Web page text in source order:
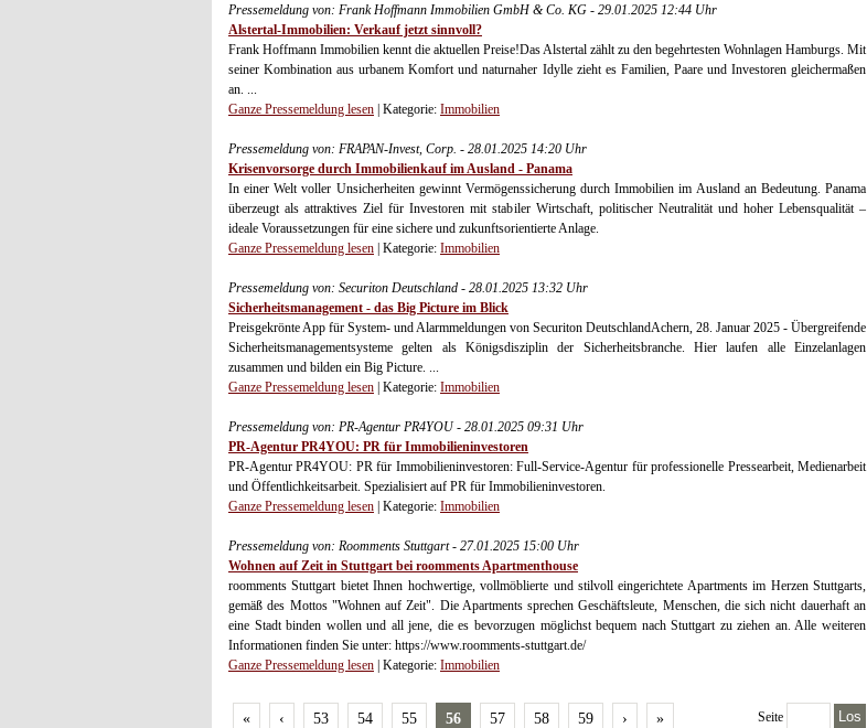
Pressemeldung von: Frank Hoffmann Immobilien GmbH & Co. KG - 29.01.2025 12:44 Uhr
Alstertal-Immobilien: Verkauf jetzt sinnvoll?
Frank Hoffmann Immobilien kennt die aktuellen Preise!Das Alstertal zählt zu den begehrtesten Wohnlagen Hamburgs. Mit
seiner Kombination aus urbanem Komfort und naturnaher Idylle zieht es Familien, Paare und Investoren gleichermaßen
an. ...
Ganze Pressemeldung lesen | Kategorie: Immobilien
Pressemeldung von: FRAPAN-Invest, Corp. - 28.01.2025 14:20 Uhr
Krisenvorsorge durch Immobilienkauf im Ausland - Panama
In einer Welt voller Unsicherheiten gewinnt Vermögenssicherung durch Immobilien im Ausland an Bedeutung. Panama
überzeugt als attraktives Ziel für Investoren mit stabiler Wirtschaft, politischer Neutralität und hoher Lebensqualität –
ideale Voraussetzungen für eine sichere und zukunftsorientierte Anlage.
Ganze Pressemeldung lesen | Kategorie: Immobilien
Pressemeldung von: Securiton Deutschland - 28.01.2025 13:32 Uhr
Sicherheitsmanagement - das Big Picture im Blick
Preisgekrönte App für System- und Alarmmeldungen von Securiton DeutschlandAchern, 28. Januar 2025 - Übergreifende
Sicherheitsmanagementsysteme gelten als Königsdisziplin der Sicherheitsbranche. Hier laufen alle Einzelanlagen
zusammen und bilden ein Big Picture. ...
Ganze Pressemeldung lesen | Kategorie: Immobilien
Pressemeldung von: PR-Agentur PR4YOU - 28.01.2025 09:31 Uhr
PR-Agentur PR4YOU: PR für Immobilieninvestoren
PR-Agentur PR4YOU: PR für Immobilieninvestoren: Full-Service-Agentur für professionelle Pressearbeit, Medienarbeit
und Öffentlichkeitsarbeit. Spezialisiert auf PR für Immobilieninvestoren.
Ganze Pressemeldung lesen | Kategorie: Immobilien
Pressemeldung von: Roomments Stuttgart - 27.01.2025 15:00 Uhr
Wohnen auf Zeit in Stuttgart bei roomments Apartmenthouse
roomments Stuttgart bietet Ihnen hochwertige, vollmöblierte und stilvoll eingerichtete Apartments im Herzen Stuttgarts,
gemäß des Mottos "Wohnen auf Zeit". Die Apartments sprechen Geschäftsleute, Menschen, die sich nicht dauerhaft an
eine Stadt binden wollen und all jene, die es bevorzugen möglichst bequem nach Stuttgart zu ziehen an. Alle weiteren
Informationen finden Sie unter: https://www.roomments-stuttgart.de/
Ganze Pressemeldung lesen | Kategorie: Immobilien
« ‹ 53 54 55 56 57 58 59 › » Seite Los